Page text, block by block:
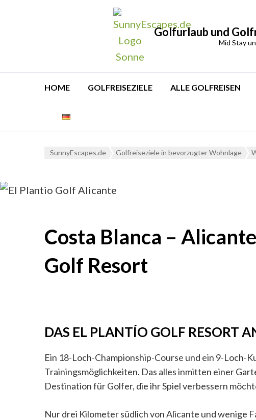
Golfurlaub und
Mid Stay
HOME GOLFREISEZIELE ALLE GOLFREISEN
SunnyEscapes.de Golfreiseziele in bevorzugter Wohnlage
Costa Blanca –
Golf Resort
DAS EL PLANTÍO GOLF RESORT
Ein 18-Loch-Championship-Course und ein 9-Loch-
Trainingsmöglichkeiten. Das alles inmitten einer
Destination für Golfer, die ihr Spiel verbessern
Nur drei Kilometer südlich von Alicante und wenige